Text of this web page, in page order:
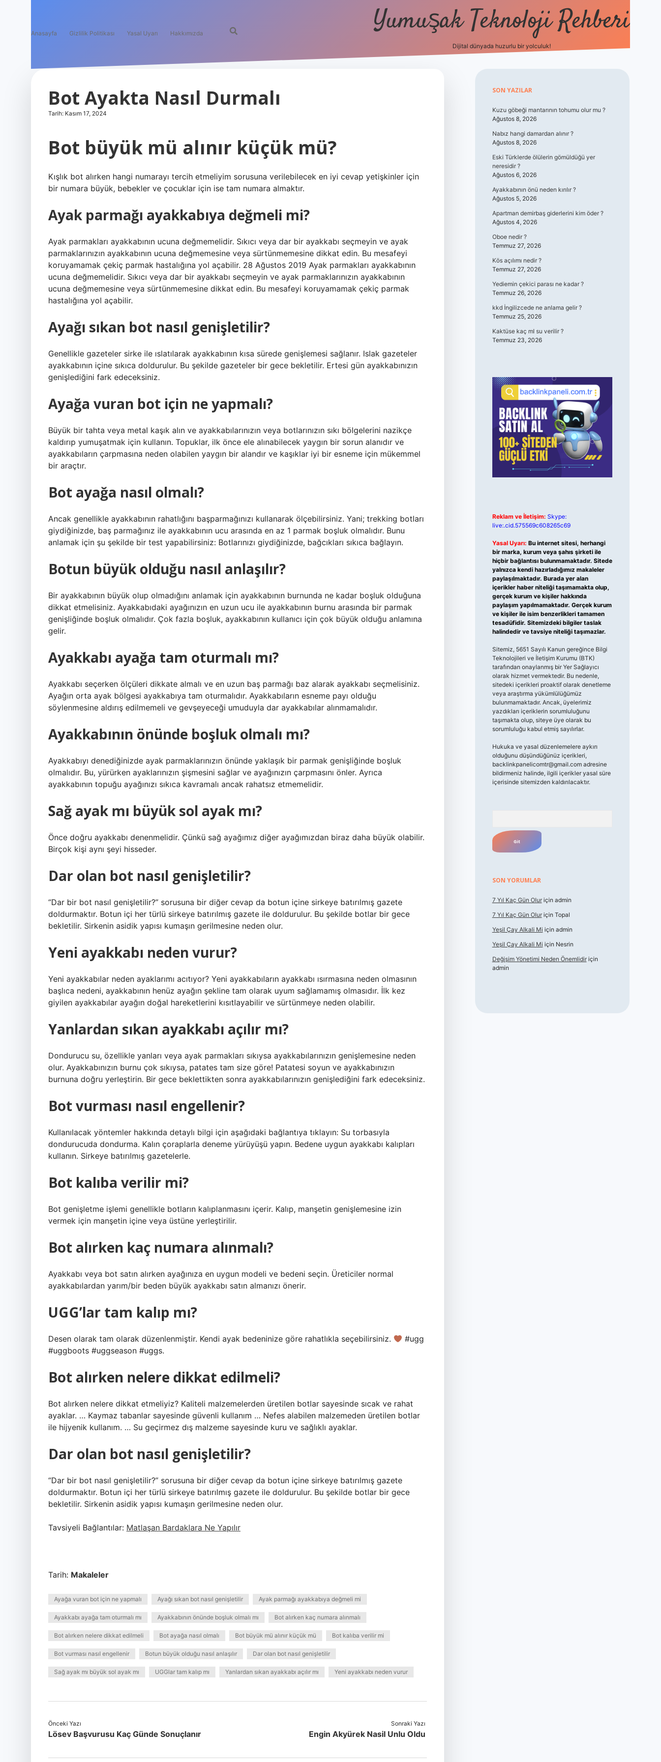
Anasayfa Gizlilik Politikası Yasal Uyarı Hakkımızda Yumuşak Teknoloji Rehberi
Dijital dünyada huzurlu bir yolculuk!
Bot Ayakta Nasıl Durmalı
Tarih: Kasım 17, 2024
Bot büyük mü alınır küçük mü?
Kışlık bot alırken hangi numarayı tercih etmeliyim sorusuna verilebilecek en iyi cevap yetişkinler için
bir numara büyük, bebekler ve çocuklar için ise tam numara almaktır.
Ayak parmağı ayakkabıya değmeli mi?
Ayak parmakları ayakkabının ucuna değmemelidir. Sıkıcı veya dar bir ayakkabı seçmeyin ve ayak
parmaklarınızın ayakkabının ucuna değmemesine veya sürtünmemesine dikkat edin. Bu mesafeyi
koruyamamak çekiç parmak hastalığına yol açabilir. 28 Ağustos 2019 Ayak parmakları ayakkabının
ucuna değmemelidir. Sıkıcı veya dar bir ayakkabı seçmeyin ve ayak parmaklarınızın ayakkabının
ucuna değmemesine veya sürtünmemesine dikkat edin. Bu mesafeyi koruyamamak çekiç parmak
hastalığına yol açabilir.
Ayağı sıkan bot nasıl genişletilir?
Genellikle gazeteler sirke ile ıslatılarak ayakkabının kısa sürede genişlemesi sağlanır. Islak gazeteler
ayakkabının içine sıkıca doldurulur. Bu şekilde gazeteler bir gece bekletilir. Ertesi gün ayakkabınızın
genişlediğini fark edeceksiniz.
Ayağa vuran bot için ne yapmalı?
Büyük bir tahta veya metal kaşık alın ve ayakkabılarınızın veya botlarınızın sıkı bölgelerini nazikçe
kaldırıp yumuşatmak için kullanın. Topuklar, ilk önce ele alınabilecek yaygın bir sorun alanıdır ve
ayakkabıların çarpmasına neden olabilen yaygın bir alandır ve kaşıklar iyi bir esneme için mükemmel
bir araçtır.
Bot ayağa nasıl olmalı?
Ancak genellikle ayakkabının rahatlığını başparmağınızı kullanarak ölçebilirsiniz. Yani; trekking botları
giydiğinizde, baş parmağınız ile ayakkabının ucu arasında en az 1 parmak boşluk olmalıdır. Bunu
anlamak için şu şekilde bir test yapabilirsiniz: Botlarınızı giydiğinizde, bağcıkları sıkıca bağlayın.
Botun büyük olduğu nasıl anlaşılır?
Bir ayakkabının büyük olup olmadığını anlamak için ayakkabının burnunda ne kadar boşluk olduğuna
dikkat etmelisiniz. Ayakkabıdaki ayağınızın en uzun ucu ile ayakkabının burnu arasında bir parmak
genişliğinde boşluk olmalıdır. Çok fazla boşluk, ayakkabının kullanıcı için çok büyük olduğu anlamına
gelir.
Ayakkabı ayağa tam oturmalı mı?
Ayakkabı seçerken ölçüleri dikkate almalı ve en uzun baş parmağı baz alarak ayakkabı seçmelisiniz.
Ayağın orta ayak bölgesi ayakkabıya tam oturmalıdır. Ayakkabıların esneme payı olduğu
söylenmesine aldırış edilmemeli ve gevşeyeceği umuduyla dar ayakkabılar alınmamalıdır.
Ayakkabının önünde boşluk olmalı mı?
Ayakkabıyı denediğinizde ayak parmaklarınızın önünde yaklaşık bir parmak genişliğinde boşluk
olmalıdır. Bu, yürürken ayaklarınızın şişmesini sağlar ve ayağınızın çarpmasını önler. Ayrıca
ayakkabının topuğu ayağınızı sıkıca kavramalı ancak rahatsız etmemelidir.
Sağ ayak mı büyük sol ayak mı?
Önce doğru ayakkabı denenmelidir. Çünkü sağ ayağımız diğer ayağımızdan biraz daha büyük olabilir.
Birçok kişi aynı şeyi hisseder.
Dar olan bot nasıl genişletilir?
“Dar bir bot nasıl genişletilir?” sorusuna bir diğer cevap da botun içine sirkeye batırılmış gazete
doldurmaktır. Botun içi her türlü sirkeye batırılmış gazete ile doldurulur. Bu şekilde botlar bir gece
bekletilir. Sirkenin asidik yapısı kumaşın gerilmesine neden olur.
Yeni ayakkabı neden vurur?
Yeni ayakkabılar neden ayaklarımı acıtıyor? Yeni ayakkabıların ayakkabı ısırmasına neden olmasının
başlıca nedeni, ayakkabının henüz ayağın şekline tam olarak uyum sağlamamış olmasıdır. İlk kez
giyilen ayakkabılar ayağın doğal hareketlerini kısıtlayabilir ve sürtünmeye neden olabilir.
Yanlardan sıkan ayakkabı açılır mı?
Dondurucu su, özellikle yanları veya ayak parmakları sıkıysa ayakkabılarınızın genişlemesine neden
olur. Ayakkabınızın burnu çok sıkıysa, patates tam size göre! Patatesi soyun ve ayakkabınızın
burnuna doğru yerleştirin. Bir gece beklettikten sonra ayakkabılarınızın genişlediğini fark edeceksiniz.
Bot vurması nasıl engellenir?
Kullanılacak yöntemler hakkında detaylı bilgi için aşağıdaki bağlantıya tıklayın: Su torbasıyla
dondurucuda dondurma. Kalın çoraplarla deneme yürüyüşü yapın. Bedene uygun ayakkabı kalıpları
kullanın. Sirkeye batırılmış gazetelerle.
Bot kalıba verilir mi?
Bot genişletme işlemi genellikle botların kalıplanmasını içerir. Kalıp, manşetin genişlemesine izin
vermek için manşetin içine veya üstüne yerleştirilir.
Bot alırken kaç numara alınmalı?
Ayakkabı veya bot satın alırken ayağınıza en uygun modeli ve bedeni seçin. Üreticiler normal
ayakkabılardan yarım/bir beden büyük ayakkabı satın almanızı önerir.
UGG’lar tam kalıp mı?
Desen olarak tam olarak düzenlenmiştir. Kendi ayak bedeninize göre rahatlıkla seçebilirsiniz.
#ugg
#uggboots #uggseason #uggs.
Bot alırken nelere dikkat edilmeli?
Bot alırken nelere dikkat etmeliyiz? Kaliteli malzemelerden üretilen botlar sayesinde sıcak ve rahat
ayaklar. … Kaymaz tabanlar sayesinde güvenli kullanım … Nefes alabilen malzemeden üretilen botlar
ile hijyenik kullanım. … Su geçirmez dış malzeme sayesinde kuru ve sağlıklı ayaklar.
Dar olan bot nasıl genişletilir?
“Dar bir bot nasıl genişletilir?” sorusuna bir diğer cevap da botun içine sirkeye batırılmış gazete
doldurmaktır. Botun içi her türlü sirkeye batırılmış gazete ile doldurulur. Bu şekilde botlar bir gece
bekletilir. Sirkenin asidik yapısı kumaşın gerilmesine neden olur.
Tavsiyeli Bağlantılar: Matlaşan Bardaklara Ne Yapılır
Tarih: Makaleler
Ayağa vuran bot için ne yapmalı Ayağı sıkan bot nasıl genişletilir Ayak parmağı ayakkabıya değmeli mi
Ayakkabı ayağa tam oturmalı mı Ayakkabının önünde boşluk olmalı mı Bot alırken kaç numara alınmalı
Bot alırken nelere dikkat edilmeli Bot ayağa nasıl olmalı Bot büyük mü alınır küçük mü Bot kalıba verilir mi
Bot vurması nasıl engellenir Botun büyük olduğu nasıl anlaşılır Dar olan bot nasıl genişletilir
Sağ ayak mı büyük sol ayak mı UGGlar tam kalıp mı Yanlardan sıkan ayakkabı açılır mı Yeni ayakkabı neden vurur
Önceki Yazı
Lösev Başvurusu Kaç Günde Sonuçlanır
Sonraki Yazı
Engin Akyürek Nasil Unlu Oldu
Sidebar
SON YAZILAR
Kuzu göbeği mantarının tohumu olur mu ?
Ağustos 8, 2026
Nabız hangi damardan alınır ?
Ağustos 8, 2026
Eski Türklerde ölülerin gömüldüğü yer
neresidir ?
Ağustos 6, 2026
Ayakkabının önü neden kırılır ?
Ağustos 5, 2026
Apartman demirbaş giderlerini kim öder ?
Ağustos 4, 2026
Oboe nedir ?
Temmuz 27, 2026
Kös açılımı nedir ?
Temmuz 27, 2026
Yediemin çekici parası ne kadar ?
Temmuz 26, 2026
kkd İngilizcede ne anlama gelir ?
Temmuz 25, 2026
Kaktüse kaç ml su verilir ?
Temmuz 23, 2026
Reklam ve İletişim: Skype:
live:.cid.575569c608265c69
Yasal Uyarı: Bu internet sitesi, herhangi
bir marka, kurum veya şahıs şirketi ile
hiçbir bağlantısı bulunmamaktadır. Sitede
yalnızca kendi hazırladığımız makaleler
paylaşılmaktadır. Burada yer alan
içerikler haber niteliği taşımamakta olup,
gerçek kurum ve kişiler hakkında
paylaşım yapılmamaktadır. Gerçek kurum
ve kişiler ile isim benzerlikleri tamamen
tesadüfidir. Sitemizdeki bilgiler taslak
halindedir ve tavsiye niteliği taşımazlar.
Sitemiz, 5651 Sayılı Kanun gereğince Bilgi
Teknolojileri ve İletişim Kurumu (BTK)
tarafından onaylanmış bir Yer Sağlayıcı
olarak hizmet vermektedir. Bu nedenle,
sitedeki içerikleri proaktif olarak denetleme
veya araştırma yükümlülüğümüz
bulunmamaktadır. Ancak, üyelerimiz
yazdıkları içeriklerin sorumluluğunu
taşımakta olup, siteye üye olarak bu
sorumluluğu kabul etmiş sayılırlar.
Hukuka ve yasal düzenlemelere aykırı
olduğunu düşündüğünüz içerikleri,
backlinkpanelicomtr@gmail.comadresine
bildirmeniz halinde, ilgili içerikler yasal süre
içerisinde sitemizden kaldırılacaktır.
SON YORUMLAR
7 Yıl Kaç Gün Oluriçin admin
7 Yıl Kaç Gün Oluriçin Topal
Yeşil Çay Alkali Mi için admin
Yeşil Çay Alkali Mi için Nesrin
Değişim Yönetimi Neden Önemlidiriçin
admin